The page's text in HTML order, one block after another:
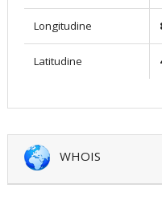
Longitudine
Latitudine
WHOIS